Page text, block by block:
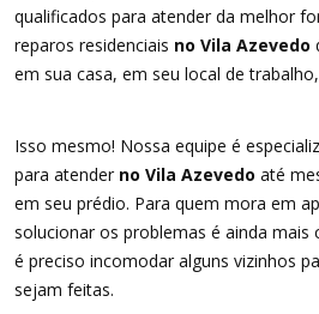
qualificados para atender da melhor
reparos residenciais no Vila Azevedo
em sua casa, em seu local de
Isso mesmo! Nossa equipe é
para atender no Vila Azevedo até
em seu prédio. Para quem mora em
solucionar os problemas é ainda mais
é preciso incomodar alguns vizinhos
sejam feitas.